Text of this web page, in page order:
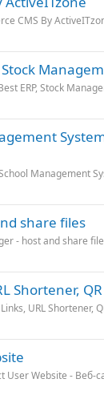
CMS By
Stock
ERP, Stock
Management
share files
- host and share
Shortener,
URL Shortener,
Website - Веб-